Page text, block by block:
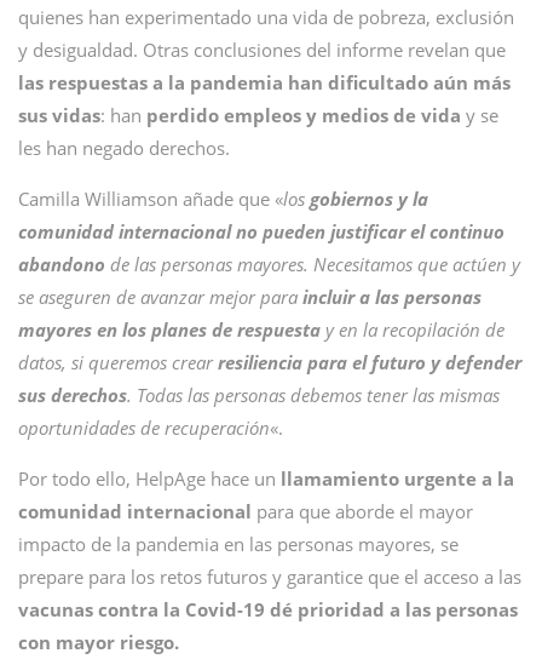
quienes han experimentado una vida de pobreza, exclusión
y desigualdad. Otras conclusiones del informe revelan que
las respuestas a la pandemia han dificultado aún más
sus vidas: han perdido empleos y medios de vida y se
les han negado derechos.
Camilla Williamson añade que «los gobiernos y la
comunidad internacional no pueden justificar el continuo
abandono de las personas mayores. Necesitamos que actúen y
se aseguren de avanzar mejor para incluir a las personas
mayores en los planes de respuesta y en la recopilación de
datos, si queremos crearresiliencia para el futuro y defender
sus derechos. Todas las personas debemos tener las mismas
oportunidades de recuperación«.
Por todo ello, HelpAge hace un llamamiento urgente a la
comunidad internacional para que aborde el mayor
impacto de la pandemia en las personas mayores, se
prepare para los retos futuros y garantice que el acceso a las
vacunas contra la Covid-19 dé prioridad a las personas
con mayor riesgo.